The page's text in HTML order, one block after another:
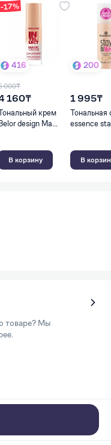
-17%
416
000₸
160₸
крем
design Ma...
В корзину
200
1 995₸
Тональная
essence
В
товаре? Мы